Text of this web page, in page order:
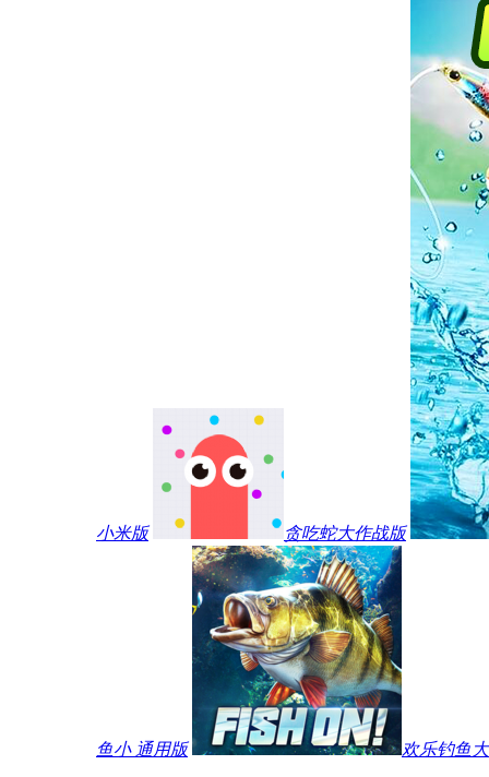
小米版 贪吃蛇大作战版
鱼小 通用版 欢乐钓鱼